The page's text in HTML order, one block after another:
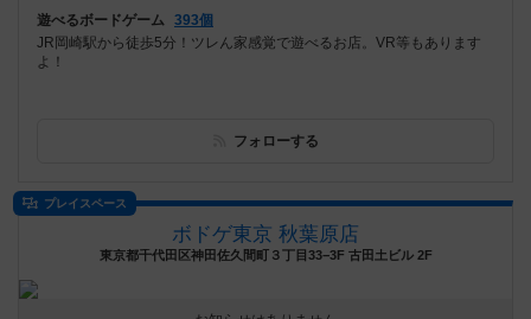
遊べるボードゲーム 393個
JR岡崎駅から徒歩5分！ツレん家感覚で遊べるお店。VR等もあります
よ！
フォローする
プレイスペース
ボドゲ東京 秋葉原店
東京都千代田区神田佐久間町３丁目33−3F 古田土ビル 2F